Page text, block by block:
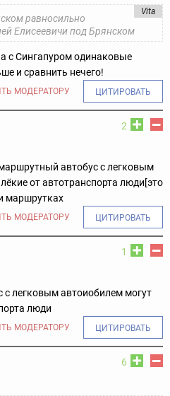
Vita
равносильно
Елисеевичи под Брянском
с Сингапуром одинаковые
и сравнить нечего!
МОДЕРАТОРУ ЦИТИРОВАТЬ
2
автобус с легковым
от автотранспорта люди[это
маршрутках
МОДЕРАТОРУ ЦИТИРОВАТЬ
1
легковым автоиобилем могут
люди
МОДЕРАТОРУ ЦИТИРОВАТЬ
6